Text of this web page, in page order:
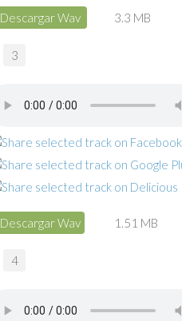
Descargar Wav 3.3 MB
Descargar Wav 1.51 MB
3
4